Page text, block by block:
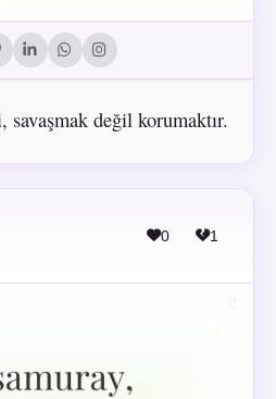
savaşmak değil korumaktır.
0 1